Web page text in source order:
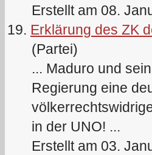
Erstellt am 08.
19. Erklärung des ZK
(Partei)
... Maduro und
Regierung eine
in der UNO! ...
Erstellt am 03.